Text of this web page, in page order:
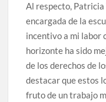
Al respecto,
encargada de la
incentivo a mi labor
horizonte ha sido
de los derechos de
destacar que estos
fruto de un trabajo